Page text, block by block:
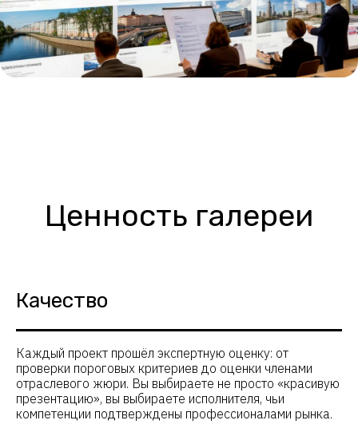
Ценность галереи
Качество
Каждый проект прошёл экспертную оценку: от
проверки пороговых критериев до оценки членами
отраслевого жюри. Вы выбираете не просто «красивую
презентацию», вы выбираете исполнителя, чьи
компетенции подтверждены профессионалами рынка.